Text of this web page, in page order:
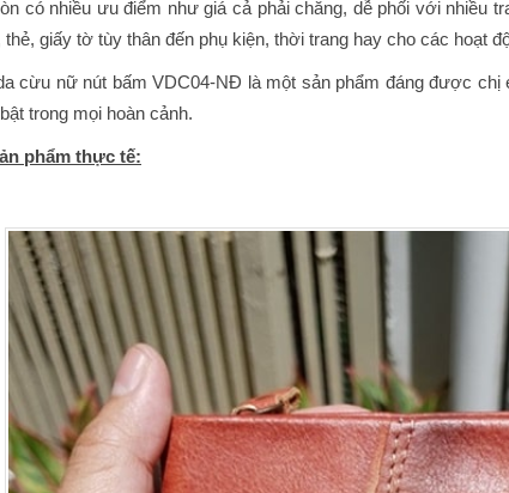
có nhiều ưu điểm như giá cả phải chăng, dễ phối với nhiều
giấy tờ tùy thân đến phụ kiện, thời trang hay cho các hoạt
cừu nữ nút bấm VDC04-NĐ là một sản phẩm đáng được
trong mọi hoàn cảnh.
phẩm thực tế: